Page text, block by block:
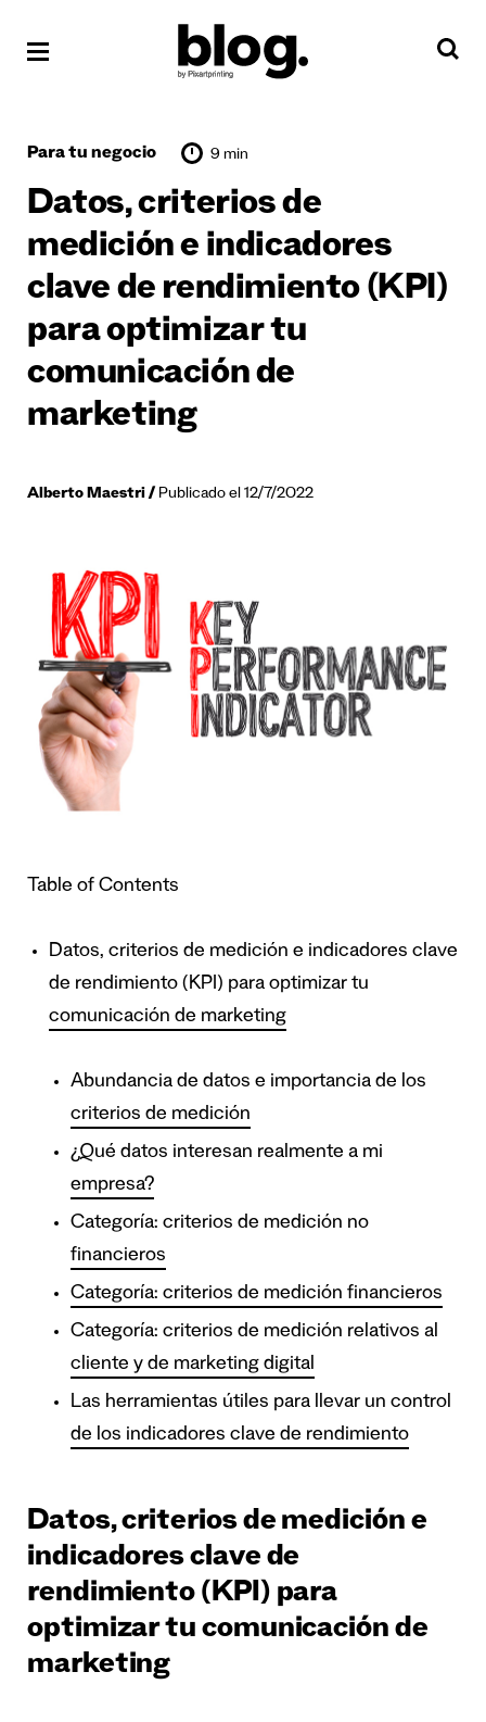
Para tu negocio 9 min
Datos, criterios de
medición e indicadores
clave de rendimiento (KPI)
para optimizar tu
comunicación de
marketing
Alberto Maestri Publicado el 12/7/2022
Table of Contents
Datos, criterios de medición e indicadores clave
de rendimiento (KPI) para optimizar tu
comunicación de marketing
Abundancia de datos e importancia de los
criterios de medición
¿Qué datos interesan realmente a mi
empresa?
Categoría: criterios de medición no
financieros
Categoría: criterios de medición financieros
Categoría: criterios de medición relativos al
cliente y de marketing digital
Las herramientas útiles para llevar un control
de los indicadores clave de rendimiento
Datos, criterios de medición e
indicadores clave de
rendimiento (KPI) para
optimizar tu comunicación de
marketing